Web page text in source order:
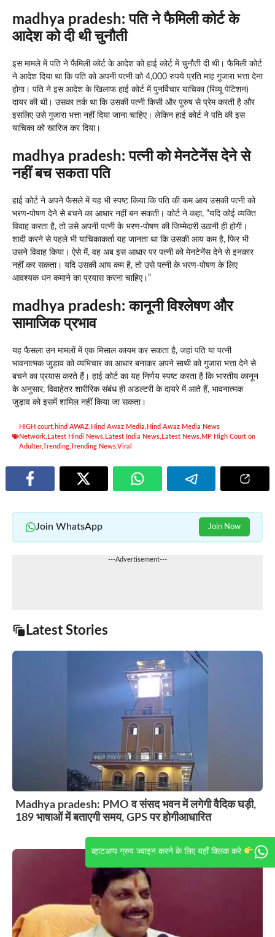
व्हाटअप्प ग्रुप ज्वाइन करने के लिए यहाँ क्लिक करे
madhya pradesh: पति ने फैमिली कोर्ट के
आदेश को दी थी चुनौती
इस मामले में पति ने फैमिली कोर्ट के आदेश को हाई कोर्ट में चुनौती दी थी। फैमिली कोर्ट
ने आदेश दिया था कि पति को अपनी पत्नी को 4,000 रुपये प्रति माह गुजारा भत्ता देना
होगा। पति ने इस आदेश के खिलाफ हाई कोर्ट में पुनर्विचार याचिका (रिव्यू पेटिशन)
दायर की थी। उसका तर्क था कि उसकी पत्नी किसी और पुरुष से प्रेम करती है और
इसलिए उसे गुजारा भत्ता नहीं दिया जाना चाहिए। लेकिन हाई कोर्ट ने पति की इस
याचिका को खारिज कर दिया।
madhya pradesh: पत्नी को मेनटेनेंस देने से
नहीं बच सकता पति
हाई कोर्ट ने अपने फैसले में यह भी स्पष्ट किया कि पति की कम आय उसकी पत्नी को
भरण-पोषण देने से बचने का आधार नहीं बन सकती। कोर्ट ने कहा, “यदि कोई व्यक्ति
विवाह करता है, तो उसे अपनी पत्नी के भरण-पोषण की जिम्मेदारी उठानी ही होगी।
शादी करने से पहले भी याचिकाकर्ता यह जानता था कि उसकी आय कम है, फिर भी
उसने विवाह किया। ऐसे में, वह अब इस आधार पर पत्नी को मेनटेनेंस देने से इनकार
नहीं कर सकता। यदि उसकी आय कम है, तो उसे पत्नी के भरण-पोषण के लिए
आवश्यक धन कमाने का प्रयास करना चाहिए।”
madhya pradesh: कानूनी विश्लेषण और
सामाजिक प्रभाव
यह फैसला उन मामलों में एक मिसाल कायम कर सकता है, जहां पति या पत्नी
भावनात्मक जुड़ाव को व्यभिचार का आधार बनाकर अपने साथी को गुजारा भत्ता देने से
बचने का प्रयास करते हैं। हाई कोर्ट का यह निर्णय स्पष्ट करता है कि भारतीय कानून
के अनुसार, विवाहेतर शारीरिक संबंध ही अडल्टरी के दायरे में आते हैं, भावनात्मक
जुड़ाव को इसमें शामिल नहीं किया जा सकता।
HIGH court hind AWAZ Hind Awaz Media Hind Awaz Media News
Network Latest Hindi News Latest India News Latest News MP High Court on
AdulterTrendingTrending NewsViral
Join WhatsApp Join Now
---Advertisement---
Latest Stories
Madhya pradesh: PMO व संसद भवन में लगेगी वैदिक घड़ी,
189 भाषाओं में बताएगी समय, GPS पर होगीआधारित